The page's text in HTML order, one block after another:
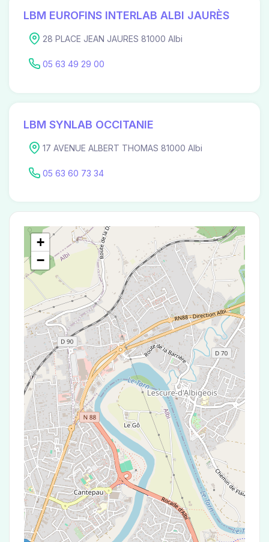
LBM EUROFINS INTERLAB ALBI JAURÈS
28 PLACE JEAN JAURES 81000 Albi
05 63 49 29 00
LBM SYNLAB OCCITANIE
17 AVENUE ALBERT THOMAS 81000 Albi
05 63 60 73 34
+
−